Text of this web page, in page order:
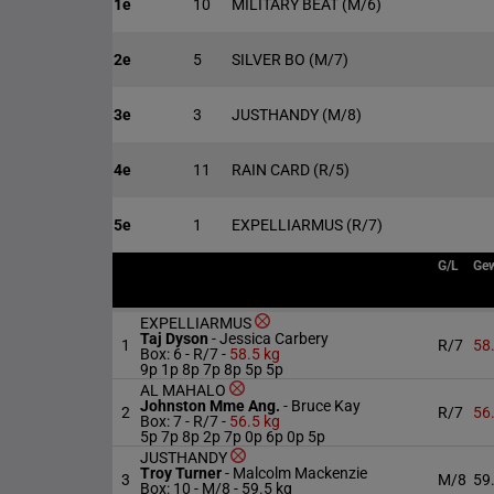
1e 10 MILITARY BEAT (M/6)
2e 5 SILVER BO (M/7)
3e 3 JUSTHANDY (M/8)
4e 11 RAIN CARD (R/5)
5e 1 EXPELLIARMUS (R/7)
G/L
1
EXPELLIARMUS
Taj Dyson -Jessica Carbery
Box: 6 - R/7 - 58.5 kg
9p 1p 8p 7p 8p 5p 5p
R/7
2
AL MAHALO
Johnston Mme Ang. - Bruce Kay
Box: 7 - R/7 - 56.5 kg
5p 7p 8p 2p 7p 0p 6p 0p 5p
R/7
3
JUSTHANDY
Troy Turner- Malcolm Mackenzie
Box: 10 - M/8 - 59.5 kg
M/8